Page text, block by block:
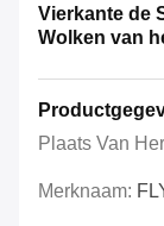
Vierkante de
Wolken van
Plaats Van
Merknaam: